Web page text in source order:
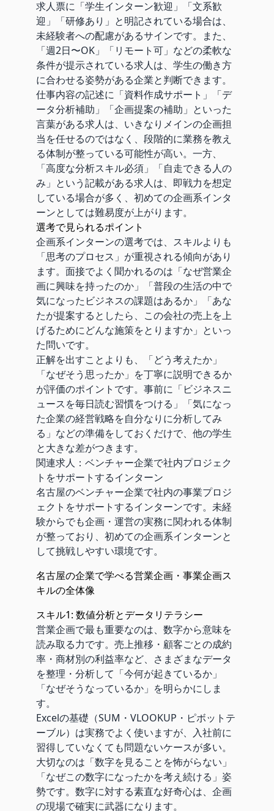
求人票に「学生インターン歓迎」「文系歓
迎」「研修あり」と明記されている場合は、
未経験者への配慮があるサインです。また、
「週2日〜OK」「リモート可」などの柔軟な
条件が提示されている求人は、学生の働き方
に合わせる姿勢がある企業と判断できます。
仕事内容の記述に「資料作成サポート」「デ
ータ分析補助」「企画提案の補助」といった
言葉がある求人は、いきなりメインの企画担
当を任せるのではなく、段階的に業務を教え
る体制が整っている可能性が高い。一方、
「高度な分析スキル必須」「自走できる人の
み」という記載がある求人は、即戦力を想定
している場合が多く、初めての企画系インタ
ーンとしては難易度が上がります。
選考で見られるポイント
企画系インターンの選考では、スキルよりも
「思考のプロセス」が重視される傾向があり
ます。面接でよく聞かれるのは「なぜ営業企
画に興味を持ったのか」「普段の生活の中で
気になったビジネスの課題はあるか」「あな
たが提案するとしたら、この会社の売上を上
げるためにどんな施策をとりますか」といっ
た問いです。
正解を出すことよりも、「どう考えたか」
「なぜそう思ったか」を丁寧に説明できるか
が評価のポイントです。事前に「ビジネスニ
ュースを毎日読む習慣をつける」「気になっ
た企業の経営戦略を自分なりに分析してみ
る」などの準備をしておくだけで、他の学生
と大きな差がつきます。
関連求人： ベンチャー企業で社内プロジェク
トをサポートするインターン
名古屋のベンチャー企業で社内の事業プロジ
ェクトをサポートするインターンです。未経
験からでも企画・運営の実務に関われる体制
が整っており、初めての企画系インターンと
して挑戦しやすい環境です。
名古屋の企業で学べる営業企画・事業企画ス
キルの全体像
スキル1: 数値分析とデータリテラシー
営業企画で最も重要なのは、数字から意味を
読み取る力です。売上推移・顧客ごとの成約
率・商材別の利益率など、さまざまなデータ
を整理・分析して「今何が起きているか」
「なぜそうなっているか」を明らかにしま
す。
Excelの基礎（SUM・VLOOKUP・ピボットテ
ーブル）は実務でよく使いますが、入社前に
習得していなくても問題ないケースが多い。
大切なのは「数字を見ることを怖がらない」
「なぜこの数字になったかを考え続ける」姿
勢です。数字に対する素直な好奇心は、企画
の現場で確実に武器になります。